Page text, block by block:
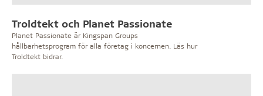
Troldtekt och Planet Passionate
Planet Passionate är Kingspan Groups
hållbarhetsprogram för alla företag i koncernen. Läs hur
Troldtekt bidrar.